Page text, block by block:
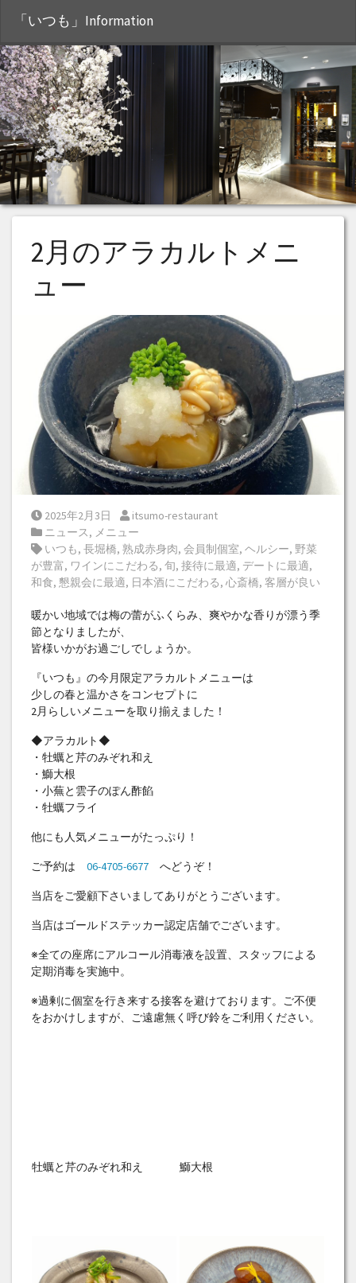
「いつも」Information
2月のアラカルトメニ
ュー
Posted on
2025年2月3日 Posted by
itsumo-restaurant
Posted in
ニュース, メニュー
Tags:
いつも, 長堀橋, 熟成赤身肉, 会員制個室, ヘルシー, 野菜
が豊富, ワインにこだわる, 旬, 接待に最適, デートに最適,
和食, 懇親会に最適, 日本酒にこだわる, 心斎橋, 客層が良い
暖かい地域では梅の蕾がふくらみ、爽やかな香りが漂う季
節となりましたが、
皆様いかがお過ごしでしょうか。
『いつも』の今月限定アラカルトメニューは
少しの春と温かさをコンセプトに
2月らしいメニューを取り揃えました！
◆アラカルト◆
・牡蠣と芹のみぞれ和え
・鰤大根
・小蕪と雲子のぽん酢餡
・牡蠣フライ
他にも人気メニューがたっぷり！
ご予約は 06-4705-6677 へどうぞ！
当店をご愛顧下さいましてありがとうございます。
当店はゴールドステッカー認定店舗でございます。
※全ての座席にアルコール消毒液を設置、スタッフによる
定期消毒を実施中。
※過剰に個室を行き来する接客を避けております。ご不便
をおかけしますが、ご遠慮無く呼び鈴をご利用ください。
牡蠣と芹のみぞれ和え 鰤大根